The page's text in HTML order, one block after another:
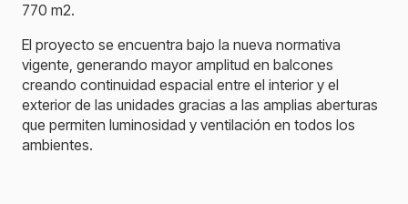
770 m2.
El proyecto se encuentra bajo la nueva normativa
vigente, generando mayor amplitud en balcones
creando continuidad espacial entre el interior y el
exterior de las unidades gracias a las amplias aberturas
que permiten luminosidad y ventilación en todos los
ambientes.